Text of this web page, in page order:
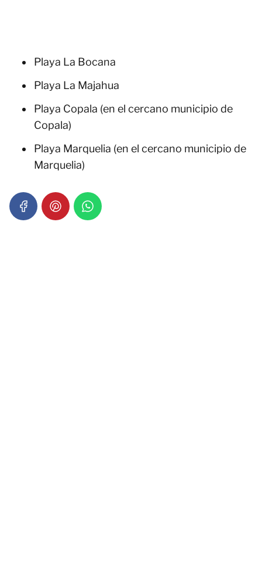
Playa La Bocana
Playa La Majahua
Playa Copala (en el cercano municipio de
Copala)
Playa Marquelia (en el cercano municipio de
Marquelia)